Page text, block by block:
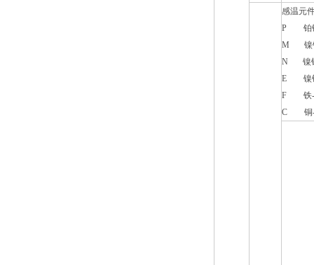
感温元
P 铂
M
N 镍
E
F
C